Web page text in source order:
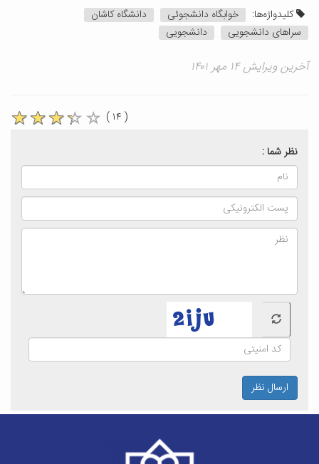
کلیدواژه‌ها:
خوابگاه دانشجوئی
دانشگاه کاشان
سراهای دانشجویی
دانشجویی
آخرین ویرایش ۱۴ مهر ۱۴۰۱
( ۱۴ )
نظر شما :
ارسال نظر